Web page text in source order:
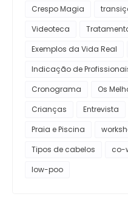
Crespo Magia
Videoteca
Exemplos da Vida Real
Indicação de
Cronograma
Os
Crianças
Entrevista
Praia e Piscina
Tipos de cabelos
co-
low-poo